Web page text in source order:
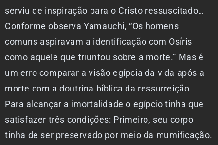
serviu de inspiração para o Cristo ressuscitado…
Conforme observa Yamauchi, “Os homens
comuns aspiravam a identificação com Osíris
como aquele que triunfou sobre a morte.” Mas é
um erro comparar a visão egípcia da vida após a
morte com a doutrina bíblica da ressurreição.
Para alcançar a imortalidade o egípcio tinha que
satisfazer três condições: Primeiro, seu corpo
tinha de ser preservado por meio da mumificação.